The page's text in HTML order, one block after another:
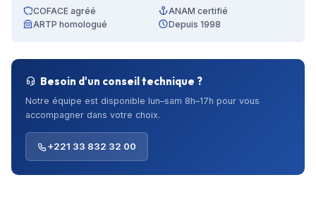
COFACE agréé
ANAM certifié
ARTP homologué
Depuis 1998
Besoin d'un conseil technique ?
Notre équipe est disponible lun–sam 8h–17h pour vous
accompagner dans votre choix.
+221 33 832 32 00